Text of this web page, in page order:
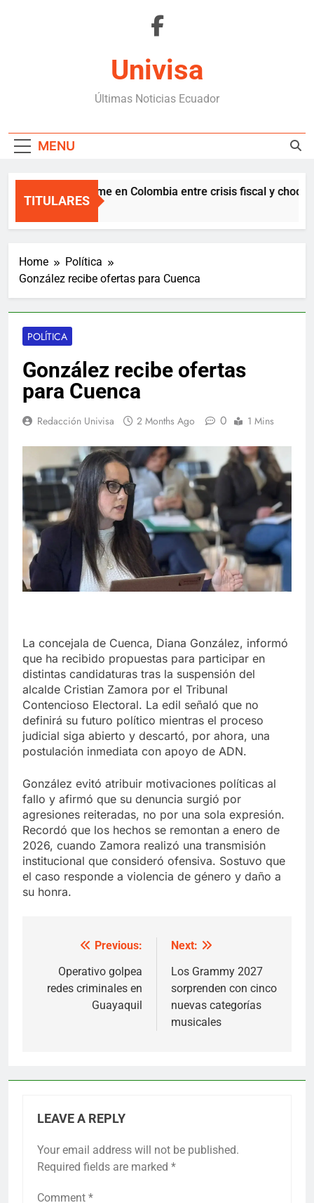
Univisa
Últimas Noticias Ecuador
MENU
TITULARES
la Espriella asume en Colombia entre crisis fiscal y choque
Hour Ago
Home
Política
González recibe ofertas para Cuenca
POLÍTICA
González recibe ofertas
para Cuenca
Redacción Univisa 2 Months Ago 0 1 Mins
La concejala de Cuenca, Diana González, informó
que ha recibido propuestas para participar en
distintas candidaturas tras la suspensión del
alcalde Cristian Zamora por el Tribunal
Contencioso Electoral. La edil señaló que no
definirá su futuro político mientras el proceso
judicial siga abierto y descartó, por ahora, una
postulación inmediata con apoyo de ADN.
González evitó atribuir motivaciones políticas al
fallo y afirmó que su denuncia surgió por
agresiones reiteradas, no por una sola expresión.
Recordó que los hechos se remontan a enero de
2026, cuando Zamora realizó una transmisión
institucional que consideró ofensiva. Sostuvo que
el caso responde a violencia de género y daño a
su honra.
navigation
Previous:
Operativo golpea
redes criminales en
Guayaquil
Next:
Los Grammy 2027
sorprenden con cinco
nuevas categorías
musicales
LEAVE A REPLY
Your email address will not be published.
Required fields are marked *
Comment *